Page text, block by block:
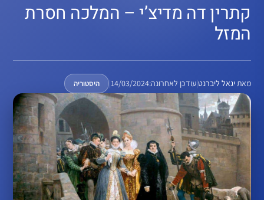
קתרין דה מדיצ’י – המלכה חסרת
המזל
מאתיגאל ליברנט|עודכן לאחרונה:14/03/2024
| היסטוריה